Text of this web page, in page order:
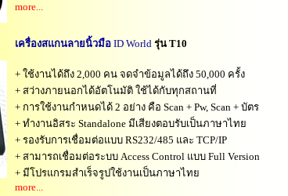
more...
เครื่องสแกนลายนิ้วมือ ID World รุ่น T10
+ ใช้งานได้ถึง 2,000 คน จดจำข้อมูลได้ถึง 50,000 ครั้ง
+ สว่างภายนอกได้อัตโนมัติ ใช้ได้กับทุกสถานที่
+ การใช้งานกำหนดได้ 2 อย่าง คือ Scan + Pw, Scan + บัตร
+ ทำงานอิสระ Standalone มีเสียงตอบรับเป็นภาษาไทย
+ รองรับการเชื่อมต่อแบบ RS232/485 และ TCP/IP
+ สามารถเชื่อมต่อระบบ Access Control แบบ Full Version
+ มีโปรแกรมสำเร็จรูปใช้งานเป็นภาษาไทย
more...